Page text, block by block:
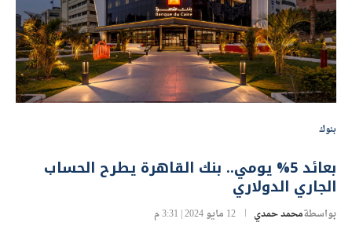
بنوك
بعائد 5% يومي.. بنك القاهرة يطرح الحساب
الجاري الدولاري